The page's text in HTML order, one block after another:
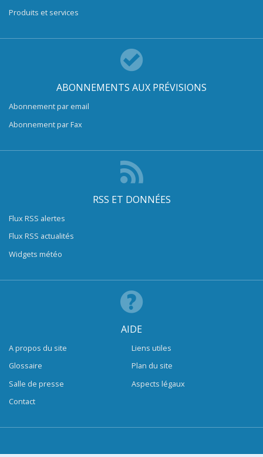
Produits et services
ABONNEMENTS AUX PRÉVISIONS
Abonnement par email
Abonnement par Fax
RSS ET DONNÉES
Flux RSS alertes
Flux RSS actualités
Widgets météo
AIDE
A propos du site
Glossaire
Salle de presse
Contact
Liens utiles
Plan du site
Aspects légaux